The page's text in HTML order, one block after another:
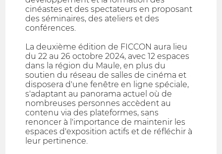
cinéastes et des spectateurs en proposant
des séminaires, des ateliers et des
conférences.
La deuxième édition de FICCON aura lieu
du 22 au 26 octobre 2024, avec 12 espaces
dans la région du Maule, en plus du
soutien du réseau de salles de cinéma et
disposera d'une fenêtre en ligne spéciale,
s'adaptant au panorama actuel où de
nombreuses personnes accèdent au
contenu via des plateformes, sans
renoncer à l'importance de maintenir les
espaces d'exposition actifs et de réfléchir à
leur pertinence.